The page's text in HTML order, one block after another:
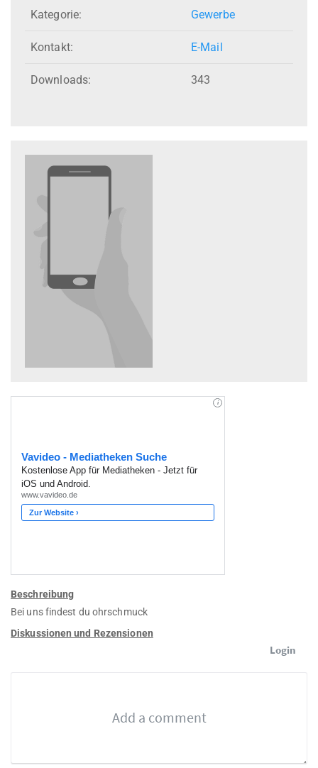
Kategorie: Gewerbe
Kontakt: E-Mail
Downloads: 343
Beschreibung
Bei uns findest du ohrschmuck
Diskussionen und Rezensionen
Login